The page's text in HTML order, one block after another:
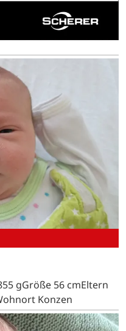
gGröße 56 cmEltern
Konzen